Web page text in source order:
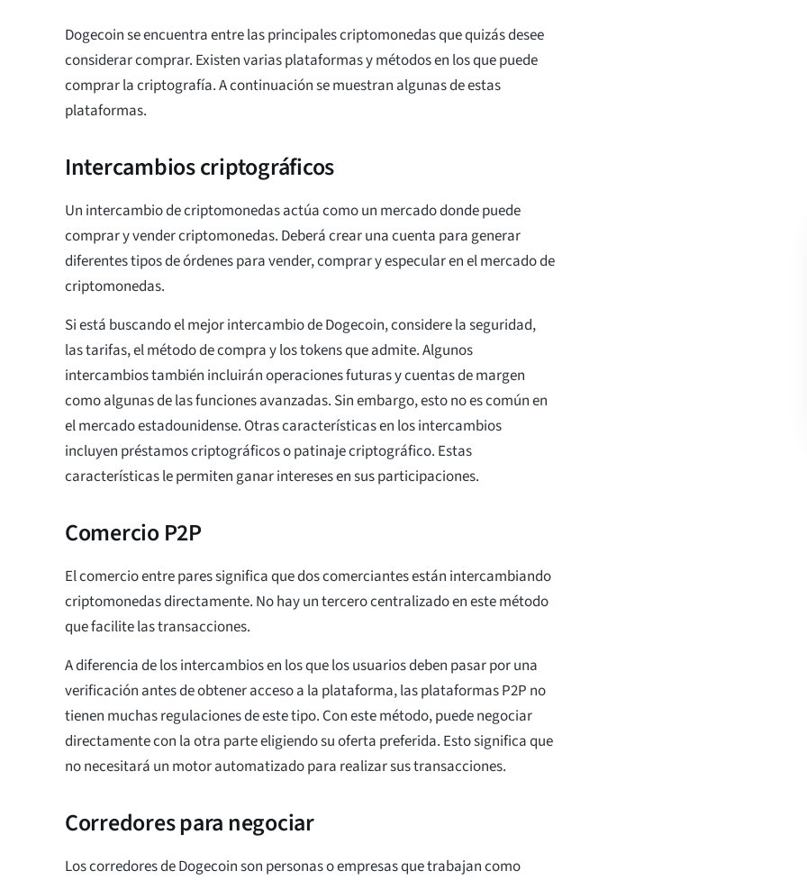
Dogecoin se encuentra entre las principales criptomonedas que quizás desee
considerar comprar. Existen varias plataformas y métodos en los que puede
comprar la criptografía. A continuación se muestran algunas de estas
plataformas.
Intercambios criptográficos
Un intercambio de criptomonedas actúa como un mercado donde puede
comprar y vender criptomonedas. Deberá crear una cuenta para generar
diferentes tipos de órdenes para vender, comprar y especular en el mercado de
criptomonedas.
Si está buscando el mejor intercambio de Dogecoin, considere la seguridad,
las tarifas, el método de compra y los tokens que admite. Algunos
intercambios también incluirán operaciones futuras y cuentas de margen
como algunas de las funciones avanzadas. Sin embargo, esto no es común en
el mercado estadounidense. Otras características en los intercambios
incluyen préstamos criptográficos o patinaje criptográfico. Estas
características le permiten ganar intereses en sus participaciones.
Comercio P2P
El comercio entre pares significa que dos comerciantes están intercambiando
criptomonedas directamente. No hay un tercero centralizado en este método
que facilite las transacciones.
A diferencia de los intercambios en los que los usuarios deben pasar por una
verificación antes de obtener acceso a la plataforma, las plataformas P2P no
tienen muchas regulaciones de este tipo. Con este método, puede negociar
directamente con la otra parte eligiendo su oferta preferida. Esto significa que
no necesitará un motor automatizado para realizar sus transacciones.
Corredores para negociar
Los corredores de Dogecoin son personas o empresas que trabajan como